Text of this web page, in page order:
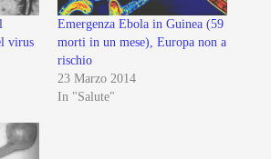
virus
Emergenza Ebola in Guinea (59
morti in un mese), Europa non a
rischio
23 Marzo 2014
In "Salute"